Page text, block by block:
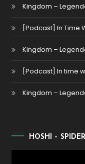
Kingdom –
[Podcast] In Time
Kingdom –
[Podcast] In time
Kingdom –
HOSHI – SPIDER